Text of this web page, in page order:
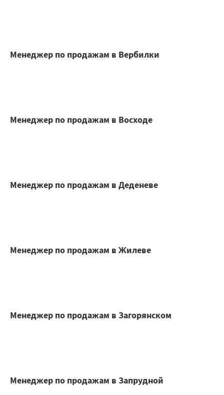
Менеджер по продажам в Вербилки
Менеджер по продажам в Восходе
Менеджер по продажам в Деденеве
Менеджер по продажам в Жилеве
Менеджер по продажам в Загорянском
Менеджер по продажам в Запрудной